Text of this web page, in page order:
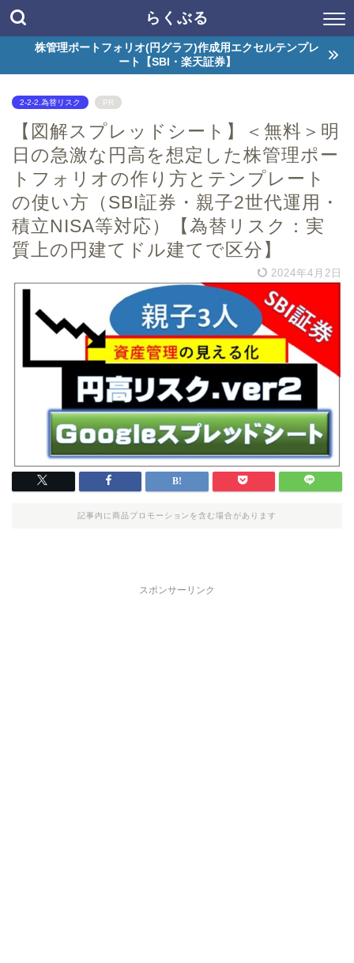
らくぶる
株管理ポートフォリオ(円グラフ)作成用エクセルテンプレ
ート【SBI・楽天証券】
2-2-2.為替リスク PR
【図解スプレッドシート】＜無料＞明
日の急激な円高を想定した株管理ポー
トフォリオの作り方とテンプレート
の使い方（SBI証券・親子2世代運用・
積立NISA等対応）【為替リスク：実
質上の円建てドル建てで区分】
2024年4月2日
記事内に商品プロモーションを含む場合があります
スポンサーリンク